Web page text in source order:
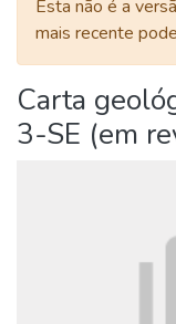
Esta não é a
mais recente
Carta
3-SE (em